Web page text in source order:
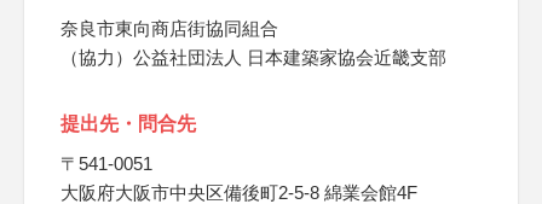
奈良市東向商店街協同組合
（協力）公益社団法人 日本建築家協会近畿支部
提出先・問合先
〒541-0051
大阪府大阪市中央区備後町2-5-8 綿業会館4F